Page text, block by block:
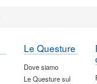
Le Questure
Dove siamo
Le Questure sul